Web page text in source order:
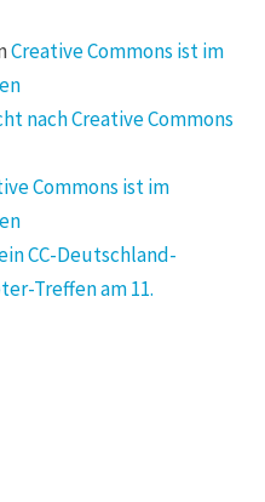
Creative Commons ist im
nach Creative Commons
Commons ist im
CC-Deutschland-
Treffen am 11.